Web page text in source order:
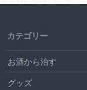
カテゴリー
お酒から治す
グッズ